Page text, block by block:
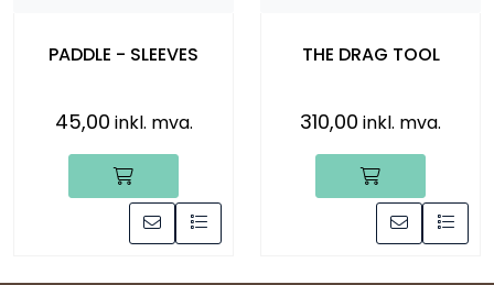
PADDLE - SLEEVES
45,00 inkl. mva.
THE DRAG TOOL
310,00 inkl. mva.